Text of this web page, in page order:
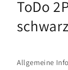
ToDo
schwarz
Allgemeine